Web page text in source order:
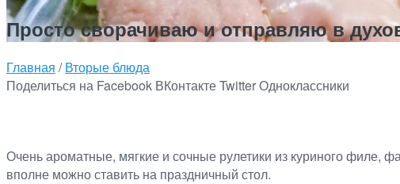
Просто сворачиваю и отправляю в
Главная /Вторые блюда
Поделиться на Facebook ВКонтактеTwitterОдноклассники
Очень ароматные, мягкие и сочные рулетики из куриного филе,
вполне можно ставить на праздничный стол.